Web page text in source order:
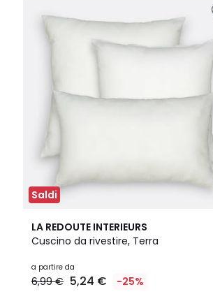
Saldi
LA REDOUTE INTERIEURS
Cuscino da rivestire, Terra
Prezzo
a
a partire da
6,99 € 5,24 € -25%
4,4
/ 5